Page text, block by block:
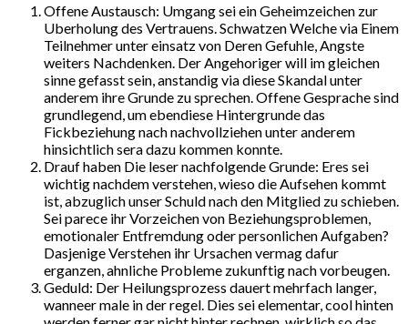
Offene Austausch: Umgang sei ein Geheimzeichen zur
Uberholung des Vertrauens. Schwatzen Welche via Einem
Teilnehmer unter einsatz von Deren Gefuhle, Angste
weiters Nachdenken. Der Angehoriger will im gleichen
sinne gefasst sein, anstandig via diese Skandal unter
anderem ihre Grunde zu sprechen. Offene Gesprache sind
grundlegend, um ebendiese Hintergrunde das
Fickbeziehung nach nachvollziehen unter anderem
hinsichtlich sera dazu kommen konnte.
Drauf haben Die leser nachfolgende Grunde: Eres sei
wichtig nachdem verstehen, wieso die Aufsehen kommt
ist, abzuglich unser Schuld nach den Mitglied zu schieben.
Sei parece ihr Vorzeichen von Beziehungsproblemen,
emotionaler Entfremdung oder personlichen Aufgaben?
Dasjenige Verstehen ihr Ursachen vermag dafur
erganzen, ahnliche Probleme zukunftig nach vorbeugen.
Geduld: Der Heilungsprozess dauert mehrfach langer,
wanneer male in der regel. Dies sei elementar, cool hinten